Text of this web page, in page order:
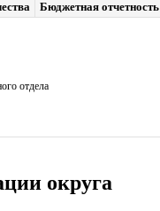
Бюджетная отчетность
отдела
округа